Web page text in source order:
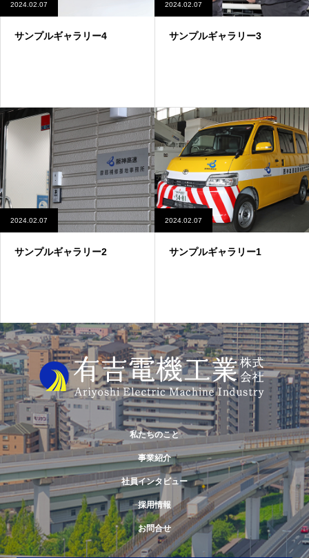
2024.02.07
サンプルギャラリー4
2024.02.07
サンプルギャラリー3
2024.02.07
サンプルギャラリー2
2024.02.07
サンプルギャラリー1
私たちのこと
事業紹介
社員インタビュー
採用情報
お問合せ